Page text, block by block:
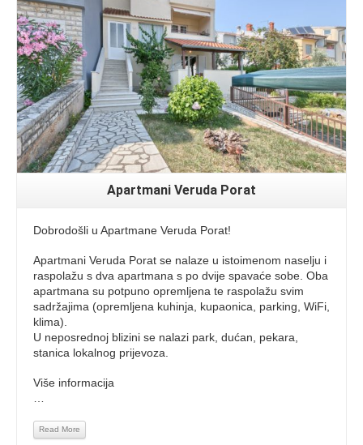
Read More
Apartmani Veruda Porat
Dobrodošli u Apartmane Veruda Porat!
Apartmani Veruda Porat se nalaze u istoimenom naselju i
raspolažu s dva apartmana s po dvije spavaće sobe. Oba
apartmana su potpuno opremljena te raspolažu svim
sadržajima (opremljena kuhinja, kupaonica, parking, WiFi,
klima).
U neposrednoj blizini se nalazi park, dućan, pekara,
stanica lokalnog prijevoza.
Više informacija
…
Read More